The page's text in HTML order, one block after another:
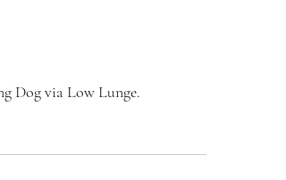
Dog via Low Lunge.